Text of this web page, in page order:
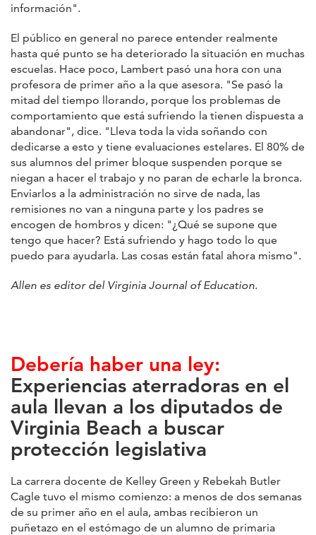
información".
El público en general no parece entender realmente
hasta qué punto se ha deteriorado la situación en muchas
escuelas. Hace poco, Lambert pasó una hora con una
profesora de primer año a la que asesora. "Se pasó la
mitad del tiempo llorando, porque los problemas de
comportamiento que está sufriendo la tienen dispuesta a
abandonar", dice. "Lleva toda la vida soñando con
dedicarse a esto y tiene evaluaciones estelares. El 80% de
sus alumnos del primer bloque suspenden porque se
niegan a hacer el trabajo y no paran de echarle la bronca.
Enviarlos a la administración no sirve de nada, las
remisiones no van a ninguna parte y los padres se
encogen de hombros y dicen: "¿Qué se supone que
tengo que hacer? Está sufriendo y hago todo lo que
puedo para ayudarla. Las cosas están fatal ahora mismo".
Allen es editor del Virginia Journal of Education.
Debería haber una ley:
Experiencias aterradoras en el
aula llevan a los diputados de
Virginia Beach a buscar
protección legislativa
La carrera docente de Kelley Green y Rebekah Butler
Cagle tuvo el mismo comienzo: a menos de dos semanas
de su primer año en el aula, ambas recibieron un
puñetazo en el estómago de un alumno de primaria